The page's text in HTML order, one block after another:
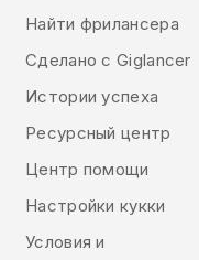
Найти фрилансера
Сделано с Giglancer
Истории успеха
Ресурсный центр
Центр помощи
Настройки кукки
Условия и